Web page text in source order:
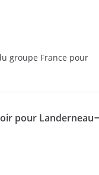
groupe France pour
pour Landerneau